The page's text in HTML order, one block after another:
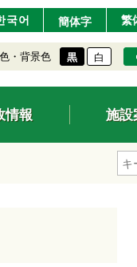
국어 簡体字 繁
・背景色 黒 白
情報 施設